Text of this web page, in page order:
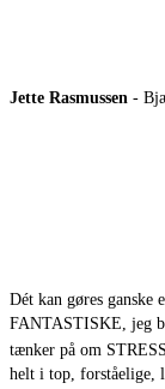
Jette Rasmussen -
Dét kan gøres
FANTASTISKE, jeg
tænker på om
helt i top, forståelige,